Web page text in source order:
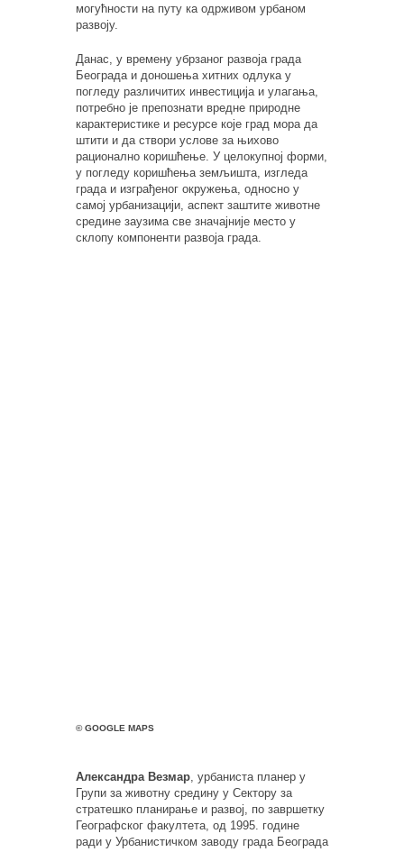
могућности на путу ка одрживом урбаном
развоју.
Данас, у времену убрзаног развоја града
Београда и доношења хитних одлука у
погледу различитих инвестиција и улагања,
потребно је препознати вредне природне
карактеристике и ресурсе које град мора да
штити и да створи услове за њихово
рационално коришћење. У целокупној форми,
у погледу коришћења земљишта, изгледа
града и изграђеног окружења, односно у
самој урбанизацији, аспект заштите животне
средине заузима све значајније место у
склопу компоненти развоја града.
© GOOGLE MAPS
Александра Везмар, урбаниста планер у
Групи за животну средину у Сектору за
стратешко планирање и развој, по завршетку
Географског факултета, од 1995. године
ради у Урбанистичком заводу града Београда